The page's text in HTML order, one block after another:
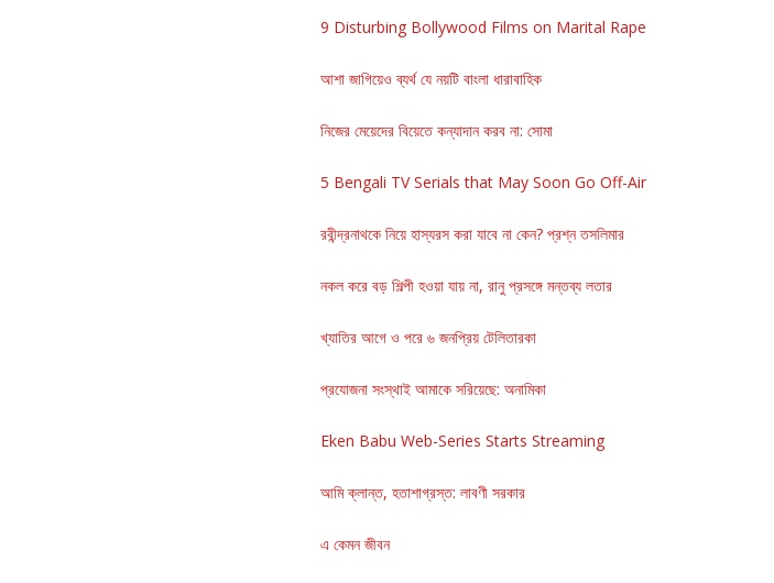
9 Disturbing Bollywood Films on Marital Rape
আশা জাগিয়েও ব্যর্থ যে নয়টি বাংলা ধারাবাহিক
নিজের মেয়েদের বিয়েতে কন্যাদান করব না: সোমা
5 Bengali TV Serials that May Soon Go Off-Air
রবীন্দ্রনাথকে নিয়ে হাস্যরস করা যাবে না কেন? প্রশ্ন তসলিমার
নকল করে বড় শিল্পী হওয়া যায় না, রানু প্রসঙ্গে মন্তব্য লতার
খ্যাতির আগে ও পরে ৬ জনপ্রিয় টেলিতারকা
প্রযোজনা সংস্থাই আমাকে সরিয়েছে: অনামিকা
Eken Babu Web-Series Starts Streaming
আমি ক্লান্ত, হতাশাগ্রস্ত: লাবণী সরকার
এ কেমন জীবন